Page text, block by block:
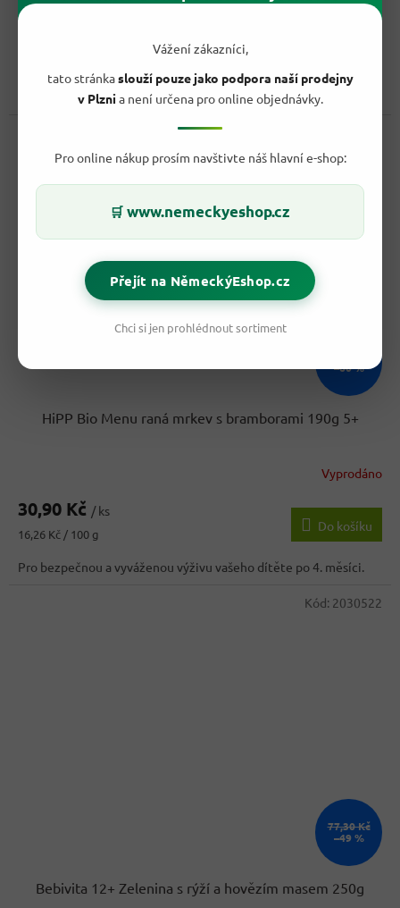
Vážení zákazníci,
tato stránkaslouží pouze jako podpora naší prodejny
v Plznia není určena pro online objednávky.
Pro online nákup prosím navštivte náš hlavní e-shop:
🛒 www.nemeckyeshop.cz
Přejít na NěmeckýEshop.cz
Chci si jen prohlédnout sortiment
44,90 Kč
Hotový BIO oběd pro malého jedlíka. Jemné kousky těstovin,
mrkve, rajčat a šunky pomáhají miminku učit se kousat....
–60 %
HiPP Bio Menu raná mrkev s bramborami 190g 5+
Vyprodáno
30,90 Kč / ks
Měrná
16,26 Kč / 100 g
Do košíku
Pro bezpečnou a vyváženou výživu vašeho dítěte po 4. měsíci.
77,30 Kč
–49 %
Bebivita 12+ Zelenina s rýží a hovězím masem 250g
Kód: 2030522